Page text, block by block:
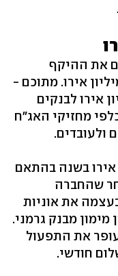
את ההיקף
של חובות אגרקסקו: 106 מיליון אירו. מתוכם -
לבנקים זרים, 35 מיליון אירו לבנקים
חוב כלפי מחזיקי האג"ח
ולעובדים.
חובות של 12 מיליון אירו בשנה בהתאם
שהחברה
ה-90 לבנות בעצמה את אוניות
מבנק גרמני.
את התפעול
חודשי.